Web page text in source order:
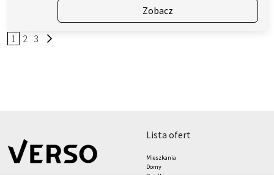
Zobacz
1 2 3
lista ofert
Mieszkania
Domy